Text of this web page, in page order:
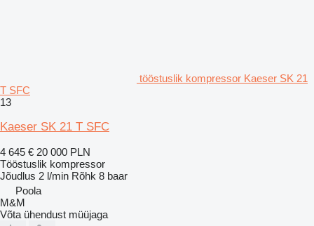
tööstuslik kompressor Kaeser SK 21
T SFC
13
Kaeser SK 21 T SFC
4 645 € 20 000 PLN
Tööstuslik kompressor
Jõudlus 2 l/min Rõhk 8 baar
Poola
M&M
Võta ühendust müüjaga